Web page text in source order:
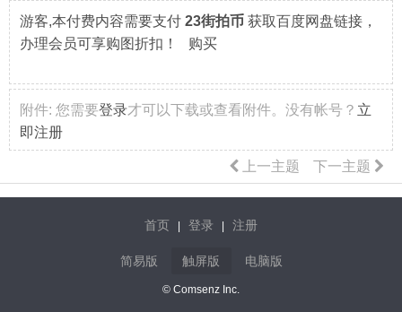
游客,本付费内容需要支付 23街拍币 获取百度网盘链接，
办理会员可享购图折扣！ 购买
附件: 您需要登录才可以下载或查看附件。没有帐号？ 立
即注册
下一主题
上一主题
首页 登录 注册
简易版 触屏版 电脑版
© Comsenz Inc.